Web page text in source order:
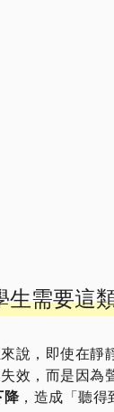
生需要這
說，即使在靜
效，而是因為
降 ，造成「聽得